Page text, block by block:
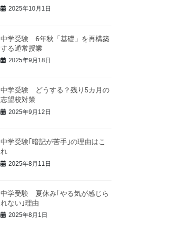
2025年10月1日
中学受験 6年秋「基礎」を再構築
する通常授業
2025年9月18日
中学受験 どうする？残り5カ月の
志望校対策
2025年9月12日
中学受験｢暗記が苦手｣の理由はこ
れ
2025年8月11日
中学受験 夏休み｢やる気が感じら
れない｣理由
2025年8月1日